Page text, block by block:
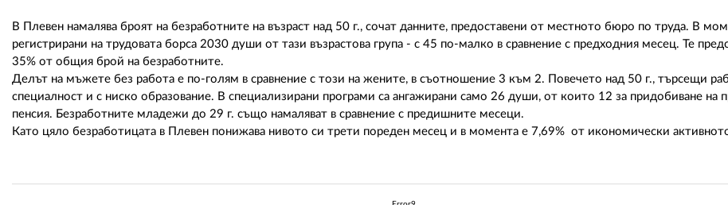
В Плевен намалява броят на безработните на възраст над 50 г., сочат данните, предоставени от местното бюро по труда. В
регистрирани на трудовата борса 2030 души от тази възрастова група - с 45 по-малко в сравнение с предходния месец. Те
35% от общия брой на безработните.
Делът на мъжете без работа е по-голям в сравнение с този на жените, в съотношение 3 към 2. Повечето над 50 г., търсещи
специалност и с ниско образование. В специализирани програми са ангажирани само 26 души, от които 12 за придобиване на
пенсия. Безработните младежи до 29 г. също намаляват в сравнение с предишните месеци.
Като цяло безработицата в Плевен понижава нивото си трети пореден месец и в момента е 7,69% от икономически